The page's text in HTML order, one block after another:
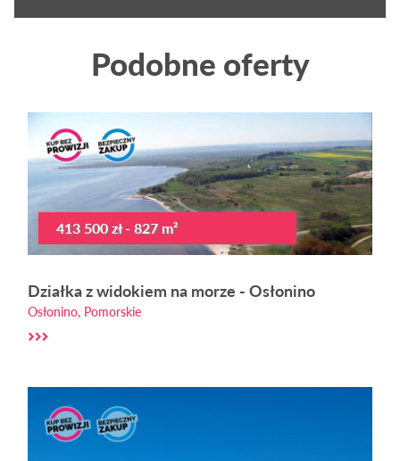
Podobne oferty
413 500 zł - 827 m²
Działka z widokiem na morze - Osłonino
Osłonino, Pomorskie